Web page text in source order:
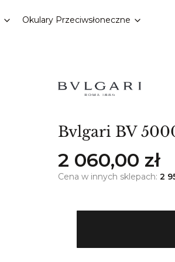
Okulary Przeciwsłoneczne
Bvlgari BV
Cena
2 060,00 zł
Cena w innych sklepach: 2